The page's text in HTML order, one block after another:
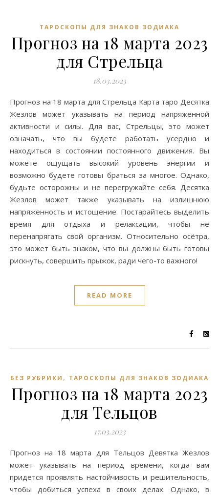
ТАРОСКОПЫ ДЛЯ ЗНАКОВ ЗОДИАКА
Прогноз на 18 марта 2023
для Стрельца
18.03.2023
Прогноз на 18 марта для Стрельца Карта таро Десятка
Жезлов может указывать на период напряженной
активности и силы. Для вас, Стрельцы, это может
означать, что вы будете работать усердно и
находиться в состоянии постоянного движения. Вы
можете ощущать высокий уровень энергии и
возможно будете готовы браться за многое. Однако,
будьте осторожны и не перегружайте себя. Десятка
Жезлов может также указывать на излишнюю
напряженность и истощение. Постарайтесь выделить
время для отдыха и релаксации, чтобы не
перенапрягать свой организм. Относительно осётра,
это может быть знаком, что вы должны быть готовы
рискнуть, совершить прыжок, ради чего-то важного!
READ MORE
БЕЗ РУБРИКИ , ТАРОСКОПЫ ДЛЯ ЗНАКОВ ЗОДИАКА
Прогноз на 18 марта 2023
для Тельцов
17.03.2023
Прогноз на 18 марта для Тельцов Девятка Жезлов
может указывать на период времени, когда вам
придется проявлять настойчивость и решительность,
чтобы добиться успеха в своих делах. Однако, в